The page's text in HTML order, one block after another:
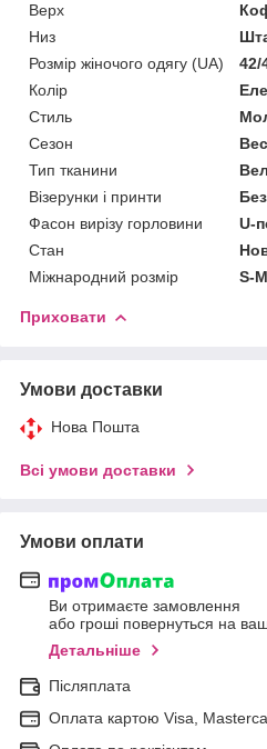
Верх
Низ
Розмір жіночого одягу (UA)
42/
Колір
Стиль
Сезон
Тип тканини
Візерунки і принти
Фасон вирізу горловини
U-
Стан
Міжнародний розмір
S-M
Приховати
Умови доставки
Нова Пошта
Всі умови доставки
Умови оплати
Ви отримаєте замовлення
або гроші повернуться на
Детальніше
Післяплата
Оплата картою Visa,